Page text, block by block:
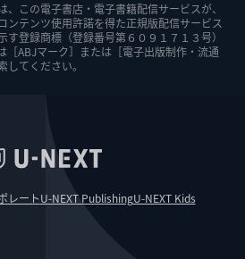
、この電子書店・電子書籍配信サービスが、
ンテンツ使用許諾を得た正規版配信サービス
す登録商標（登録番号第６０９１７１３号）
［ABJマーク］または［電子出版制作・流通
してください。
レートU-NEXT PublishingU-NEXT Kids